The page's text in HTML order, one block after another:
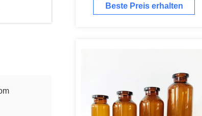
Beste Preis erhalten